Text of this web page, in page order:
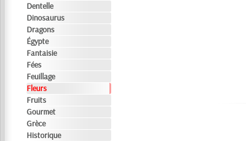
Dentelle
Dinosaurus
Dragons
Égypte
Fantaisie
Fées
Feuillage
Fleurs
Fruits
Gourmet
Grèce
Historique